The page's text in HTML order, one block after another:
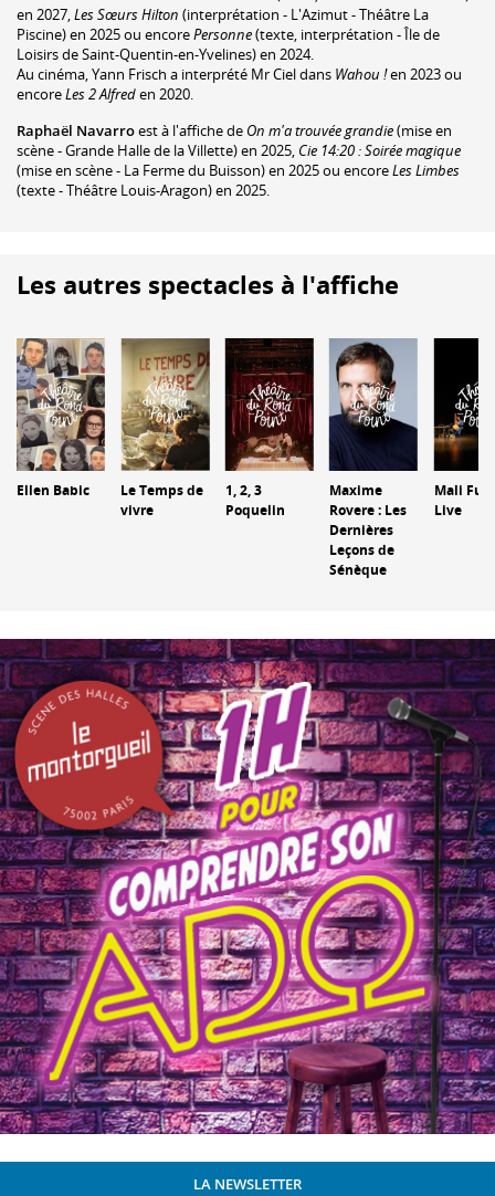
en 2027,Les Sœurs Hilton (interprétation - L'Azimut - Théâtre La
Piscine) en 2025 ou encorePersonne(texte, interprétation - Île de
Loisirs de Saint-Quentin-en-Yvelines) en 2024.
Au cinéma, Yann Frisch a interprété Mr Ciel dans Wahou !en 2023 ou
encoreLes 2 Alfreden 2020.
Raphaël Navarroest à l'affiche de On m'a trouvée grandie(mise en
scène - Grande Halle de la Villette) en 2025, Cie 14:20 : Soirée magique
(mise en scène - La Ferme du Buisson) en 2025 ou encoreLes Limbes
(texte - Théâtre Louis-Aragon) en 2025.
Les autres spectacles à l'affiche
Ellen Babic
Le Temps de
vivre
1, 2, 3
Poquelin
Maxime
Rovere : Les
Dernières
Leçons de
Sénèque
Mali
Live
LA NEWSLETTER